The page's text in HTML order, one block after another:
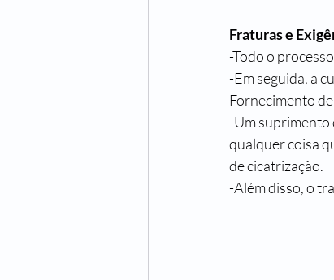
Fraturas e
-Todo o
-Em seguida, a
Fornecimento
-Um suprimento
qualquer coisa
de cicatrização.
-Além disso, o